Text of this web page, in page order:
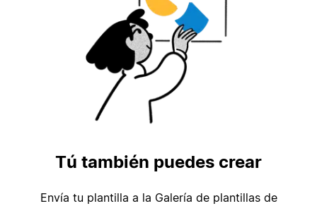
Tú también puedes crear
Envía tu plantilla a la Galería de plantillas de